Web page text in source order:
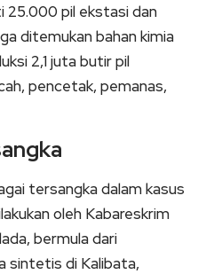
25.000 pil ekstasi dan
ditemukan bahan kimia
2,1 juta butir pil
pencetak, pemanas,
tersangka dalam kasus
oleh Kabareskrim
bermula dari
sintetis di Kalibata,